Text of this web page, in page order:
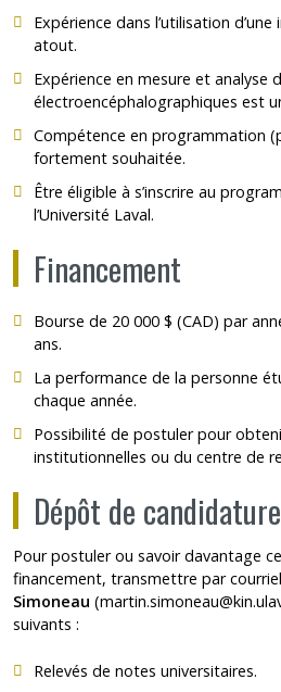
Expérience dans l’utilisation
atout.
Expérience en mesure et analyse
électroencéphalographiques est
Compétence en programmation
fortement souhaitée.
Être éligible à s’inscrire au
l’Université Laval.
Financement
Bourse de 20 000 $ (CAD) par
ans.
La performance de la personne
chaque année.
Possibilité de postuler pour
institutionnelles ou du centre de
Dépôt de candidature
Pour postuler ou savoir davantage
financement, transmettre par
Simoneau (
suivants :
Relevés de notes universitaires.